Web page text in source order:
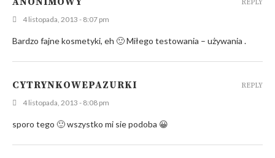
4 listopada, 2013 - 8:07 pm
Bardzo fajne kosmetyki, eh 🙂 Miłego testowania – używania .
REPLY
CYTRYNKOWEPAZURKI
4 listopada, 2013 - 8:08 pm
sporo tego 🙂 wszystko mi sie podoba 😀
REPLY